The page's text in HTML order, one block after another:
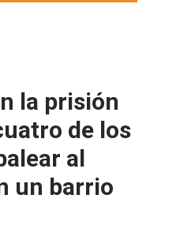
la prisión
de los
al
un barrio